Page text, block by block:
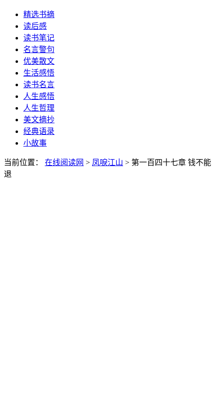
精选书摘
读后感
读书笔记
名言警句
优美散文
生活感悟
读书名言
人生感悟
人生哲理
美文摘抄
经典语录
小故事
当前位置： 在线阅读网 > 凤唳江山 > 第一百四十七章 钱不能
退